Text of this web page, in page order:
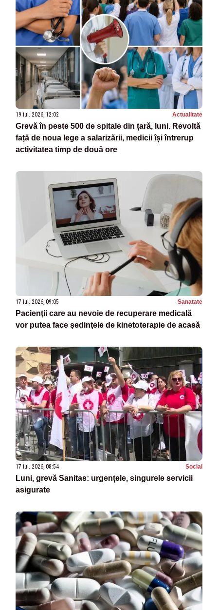
19 iul. 2026, 12:02 Actualitate
Grevă în peste 500 de spitale din țară, luni. Revoltă
față de noua lege a salarizării, medicii își întrerup
activitatea timp de două ore
17 iul. 2026, 09:05 Sanatate
Pacienţii care au nevoie de recuperare medicală
vor putea face şedinţele de kinetoterapie de acasă
17 iul. 2026, 08:54 Social
Luni, grevă Sanitas: urgențele, singurele servicii
asigurate